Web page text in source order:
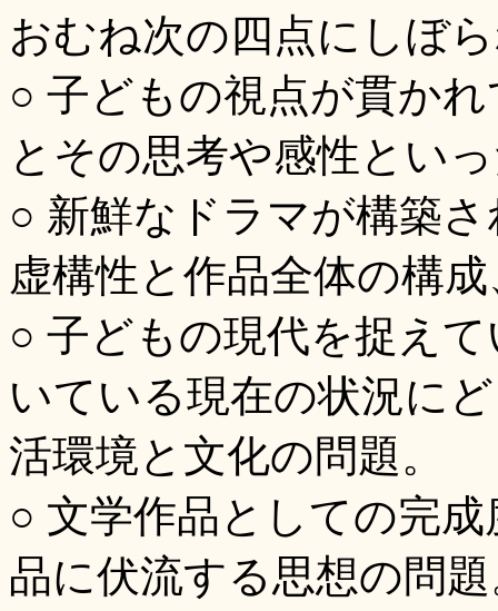
おむね次の四点にしぼ
○ 子どもの視点が貫か
とその思考や感性とい
○ 新鮮なドラマが構築
虚構性と作品全体の構
○ 子どもの現代を捉え
いている現在の状況に
活環境と文化の問題。
○ 文学作品としての完
品に伏流する思想の問